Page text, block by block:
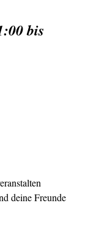
bis
deine Freunde